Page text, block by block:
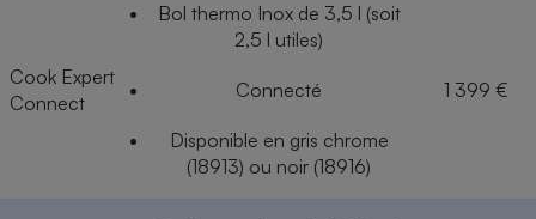
Cook Expert
Connect
Bol thermo Inox de 3,5 l (soit
2,5 l utiles)
Connecté
Disponible en gris chrome
(18913) ou noir (18916)
1 399 €